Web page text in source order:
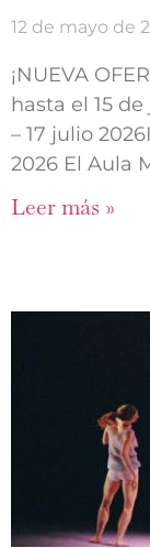
12 de mayo de
¡NUEVA
hasta el 15
– 17 julio
2026 El Aula
Leer más »